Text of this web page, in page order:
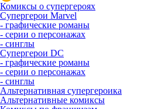
Комиксы о супергероях
Супергерои Marvel
- графические романы
- серии о персонажах
- синглы
Супергерои DC
- графические романы
- серии о персонажах
- синглы
Альтернативная супергероика
Альтернативные комиксы